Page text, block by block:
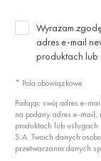
Wyrażam
adres e-mail
produktach lub
* Pola obowiązkowe
Podając swój adres e-
na podany adres e-mail,
produktach lub
S.A. Twoich danych
przetwarzania danych